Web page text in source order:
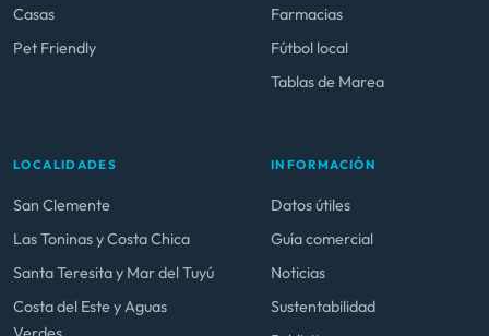
Casas
Pet Friendly
Farmacias
Fútbol local
Tablas de Marea
LOCALIDADES
San Clemente
Las Toninas y Costa Chica
Santa Teresita y Mar del Tuyú
Costa del Este y Aguas
INFORMACIÓN
Datos útiles
Guía comercial
Noticias
Sustentabilidad